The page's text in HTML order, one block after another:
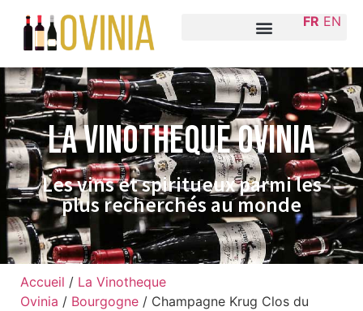
FR EN
La VINOTHEQUE Ovinia
Les vins et spiritueux parmi les
plus recherchés au monde
Accueil / La Vinotheque
Ovinia / Bourgogne / Champagne Krug Clos du